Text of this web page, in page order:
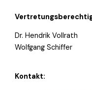
Dr. Hendrik Vollrath
Wolfgang Schiffer
Kontakt: